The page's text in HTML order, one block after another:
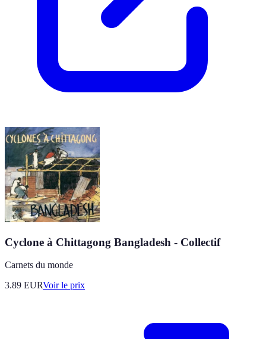
Cyclone à Chittagong Bangladesh - Collectif
Carnets du monde
3.89 EURVoir le prix